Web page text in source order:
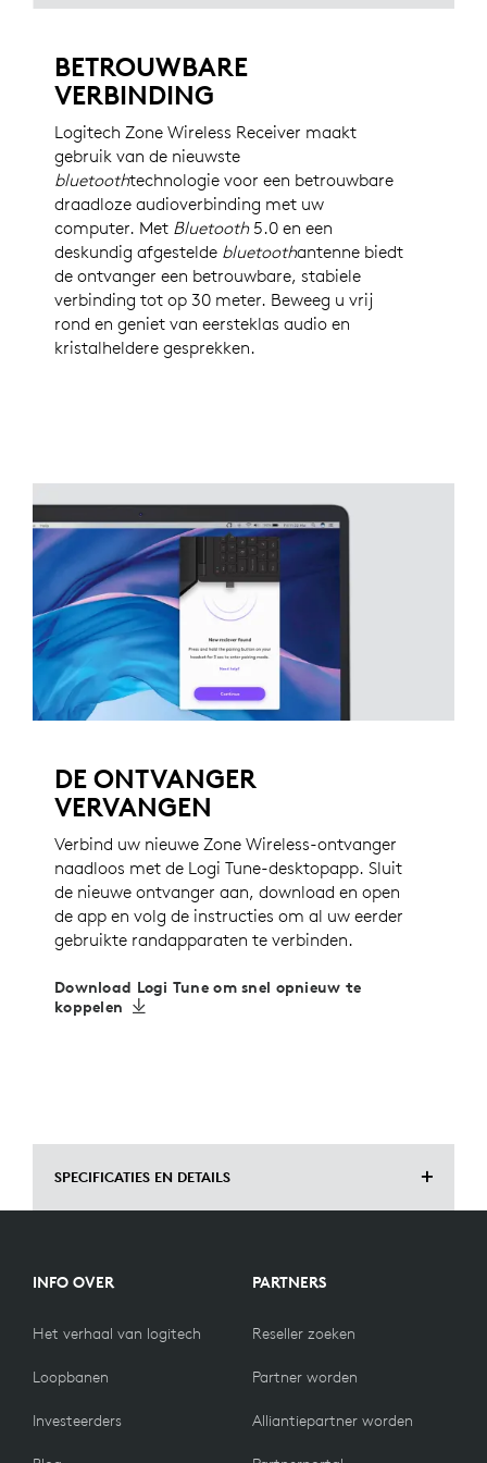
BETROUWBARE
VERBINDING
Logitech Zone Wireless Receiver maakt
gebruik van de nieuwste
bluetoothtechnologie voor een betrouwbare
draadloze audioverbinding met uw
computer. Met Bluetooth5.0 en een
deskundig afgestelde bluetoothantenne biedt
de ontvanger een betrouwbare, stabiele
verbinding tot op 30 meter. Beweeg u vrij
rond en geniet van eersteklas audio en
kristalheldere gesprekken.
DE ONTVANGER
VERVANGEN
Verbind uw nieuwe Zone Wireless-ontvanger
naadloos met de Logi Tune-desktopapp. Sluit
de nieuwe ontvanger aan, download en open
de app en volg de instructies om al uw eerder
gebruikte randapparaten te verbinden.
Download Logi Tune om snel opnieuw te
koppelen
SPECIFICATIES EN DETAILS
Breedte: 13,6 mm
INFO OVER
Het verhaal van logitech
Loopbanen
Investeerders
PARTNERS
Reseller zoeken
Partner worden
Alliantiepartner worden